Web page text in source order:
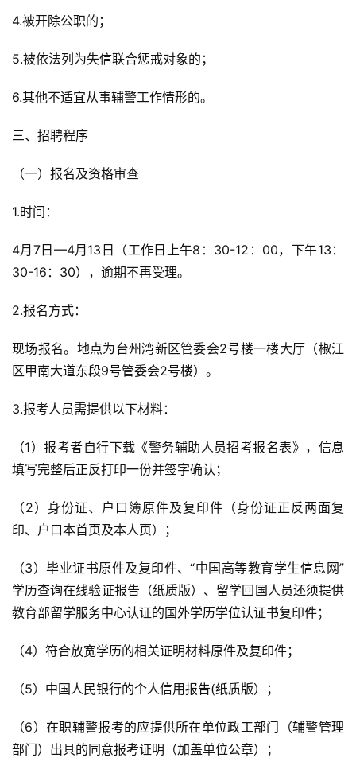
4.被开除公职的；
5.被依法列为失信联合惩戒对象的；
6.其他不适宜从事辅警工作情形的。
三、招聘程序
（一）报名及资格审查
1.时间：
4月7日—4月13日（工作日上午8：30-12：00，下午13：
30-16：30），逾期不再受理。
2.报名方式：
现场报名。地点为台州湾新区管委会2号楼一楼大厅（椒江
区甲南大道东段9号管委会2号楼）。
3.报考人员需提供以下材料：
（1）报考者自行下载《警务辅助人员招考报名表》，信息
填写完整后正反打印一份并签字确认；
（2）身份证、户口簿原件及复印件（身份证正反两面复
印、户口本首页及本人页）；
（3）毕业证书原件及复印件、“中国高等教育学生信息网”
学历查询在线验证报告（纸质版）、留学回国人员还须提供
教育部留学服务中心认证的国外学历学位认证书复印件；
（4）符合放宽学历的相关证明材料原件及复印件；
（5）中国人民银行的个人信用报告(纸质版）；
（6）在职辅警报考的应提供所在单位政工部门（辅警管理
部门）出具的同意报考证明（加盖单位公章）；